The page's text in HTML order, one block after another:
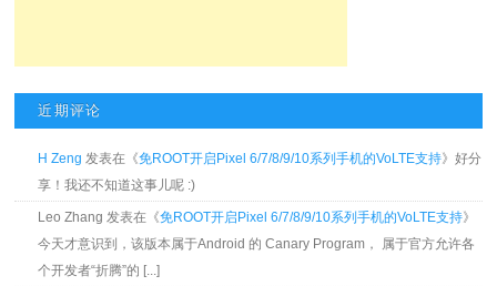
近期评论
H Zeng 发表在《免ROOT开启Pixel 6/7/8/9/10系列手机的VoLTE支持》好分
享！我还不知道这事儿呢 :)
Leo Zhang 发表在《免ROOT开启Pixel 6/7/8/9/10系列手机的VoLTE支持》
今天才意识到，该版本属于Android 的 Canary Program， 属于官方允许各
个开发者“折腾”的 [...]